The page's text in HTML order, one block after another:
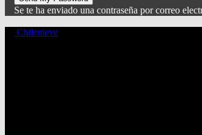
Se te ha enviado una contraseña por correo
Chilenieve